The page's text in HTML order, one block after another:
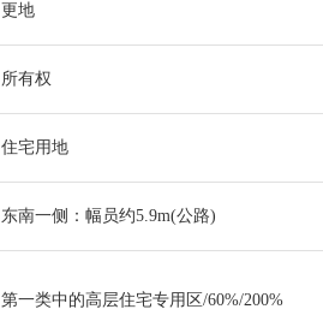
更地
所有权
住宅用地
东南一侧：幅员约5.9m(公路)
第一类中的高层住宅专用区/60%/200%